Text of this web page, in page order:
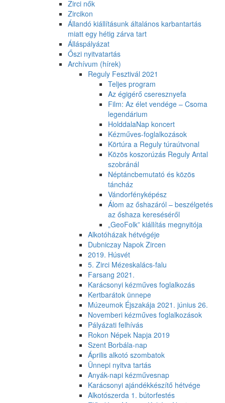
Zirci nők
Zircikon
Állandó kiállításunk általános karbantartás
miatt egy hétig zárva tart
Álláspályázat
Őszi nyitvatartás
Archívum (hírek)
Reguly Fesztivál 2021
Teljes program
Az égigérő cseresznyefa
Film: Az élet vendége – Csoma
legendárium
HolddalaNap koncert
Kézműves-foglalkozások
Körtúra a Reguly túraútvonal
Közös koszorúzás Reguly Antal
szobránál
Néptáncbemutató és közös
táncház
Vándorfényképész
Álom az őshazáról – beszélgetés
az őshaza kereséséről
„GeoFolk” kiállítás megnyitója
Alkotóházak hétvégéje
Dubniczay Napok Zircen
2019. Húsvét
5. Zirci Mézeskalács-falu
Farsang 2021.
Karácsonyi kézműves foglalkozás
Kertbarátok ünnepe
Múzeumok Éjszakája 2021. június 26.
Novemberi kézműves foglalkozások
Pályázati felhívás
Rokon Népek Napja 2019
Szent Borbála-nap
Április alkotó szombatok
Ünnepi nyitva tartás
Anyák-napi kézművesnap
Karácsonyi ajándékkészítő hétvége
Alkotószerda 1. bútorfestés